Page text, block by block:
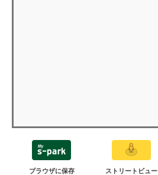
ブラウザに保存 ストリートビュー